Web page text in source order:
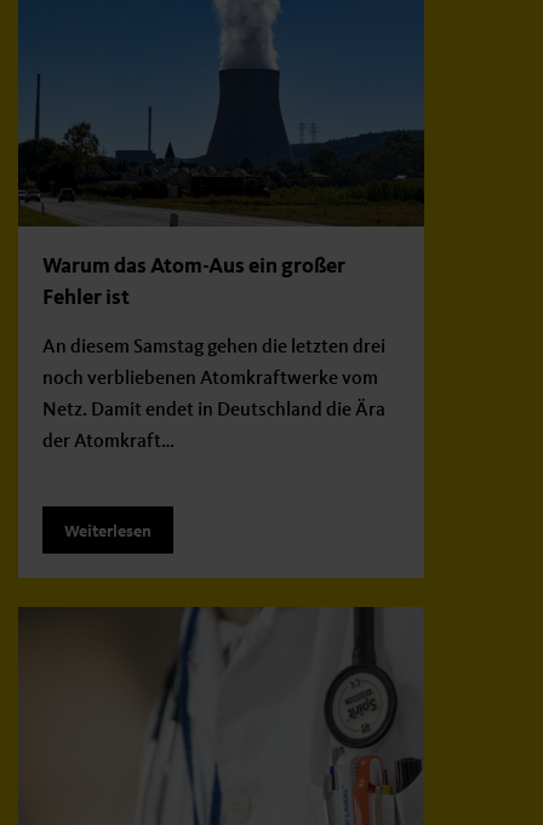
Warum das Atom-Aus ein großer
Fehler ist
An diesem Samstag gehen die letzten drei
noch verbliebenen Atomkraftwerke vom
Netz. Damit endet in Deutschland die Ära
der Atomkraft…
Weiterlesen